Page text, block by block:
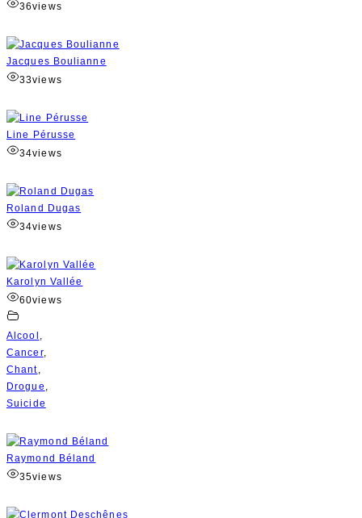
36views
Jacques Boulianne
33views
Line Pérusse
34views
Roland Dugas
34views
Karolyn Vallée
60views
Alcool ,
Cancer,
Chant,
Drogue ,
Suicide
Raymond Béland
35views